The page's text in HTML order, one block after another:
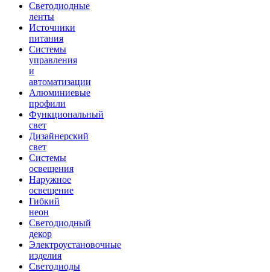
Светодиодные
ленты
Источники
питания
Системы
управления
и
автоматизации
Алюминиевые
профили
Функциональный
свет
Дизайнерский
свет
Системы
освещения
Наружное
освещение
Гибкий
неон
Светодиодный
декор
Электроустановочные
изделия
Светодиоды